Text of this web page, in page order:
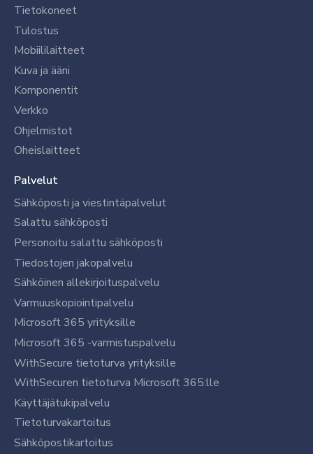
Tietokoneet
Tulostus
Mobiililaitteet
Kuva ja ääni
Komponentit
Verkko
Ohjelmistot
Oheislaitteet
Palvelut
Sähköposti ja viestintäpalvelut
Salattu sähköposti
Personoitu salattu sähköposti
Tiedostojen jakopalvelu
Sähköinen allekirjoituspalvelu
Varmuuskopiointipalvelu
Microsoft 365 yrityksille
Microsoft 365 -varmistuspalvelu
WithSecure tietoturva yrityksille
WithSecuren tietoturva Microsoft 365:lle
Käyttäjätukipalvelu
Tietoturvakartoitus
Sähköpostikartoitus